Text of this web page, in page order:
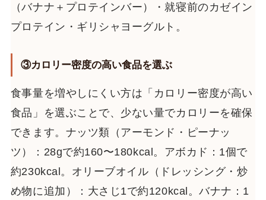
（バナナ＋プロテインバー）・就寝前のカゼイン
プロテイン・ギリシャヨーグルト。
③カロリー密度の高い食品を選ぶ
食事量を増やしにくい方は「カロリー密度が高い
食品」を選ぶことで、少ない量でカロリーを確保
できます。ナッツ類（アーモンド・ピーナッ
ツ）：28gで約160〜180kcal。アボカド：1個で
約230kcal。オリーブオイル（ドレッシング・炒
め物に追加）：大さじ1で約120kcal。バナナ：1